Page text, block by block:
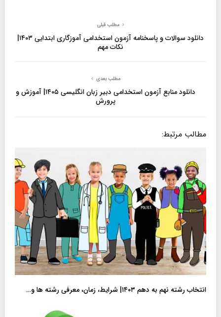
مطلب قبلی
دانلود سوالات و پاسخنامه آزمون استخدامی آموزگاری ابتدایی ۱۴۰۳|
نکات مهم
مطلب بعدی
دانلود منابع آزمون استخدامی دبیر زبان انگلیسی ۱۴۰۵| آموزش و
پرورش
مطالب مرتبط:
انتخاب رشته نهم به دهم ۱۴۰۳| شرایط، زمان، معرفی رشته ها و…